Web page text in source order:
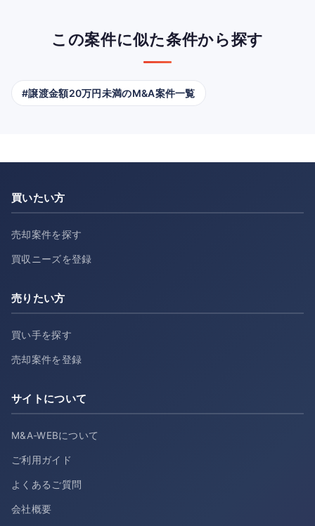
この案件に似た条件から探す
#譲渡金額20万円未満のM&A案件一覧
買いたい方
売却案件を探す
買収ニーズを登録
売りたい方
買い手を探す
売却案件を登録
サイトについて
M&A-WEBについて
ご利用ガイド
よくあるご質問
会社概要